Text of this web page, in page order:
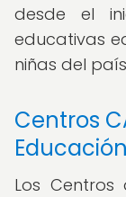
desde el
educativas
niñas del
Centros
Los